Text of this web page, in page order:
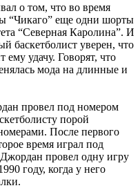
о том, что во время
“Чикаго” еще одни шорты
“Северная Каролина”. И
баскетболист уверен, что
ему удачу. Говорят, что
мода на длинные и
провел под номером
порой
После первого
время играл под
провел одну игру
году, когда у него